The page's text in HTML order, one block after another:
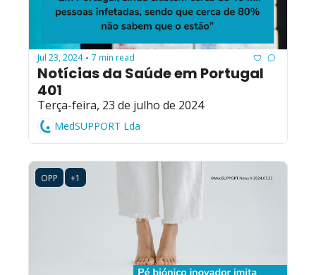
Jul 23, 2024 • 7 min read
Notícias da Saúde em Portugal
401
Terça-feira, 23 de julho de 2024
MedSUPPORT Lda
OPP +1